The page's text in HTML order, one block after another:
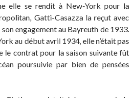
elle se rendit à New-York pour la
Gatti-Casazza la reçut avec
engagement au Bayreuth de 1933.
au début avril 1934, elle n’était pas
le contrat pour la saison suivante fût
poursuivie par bien de pensées